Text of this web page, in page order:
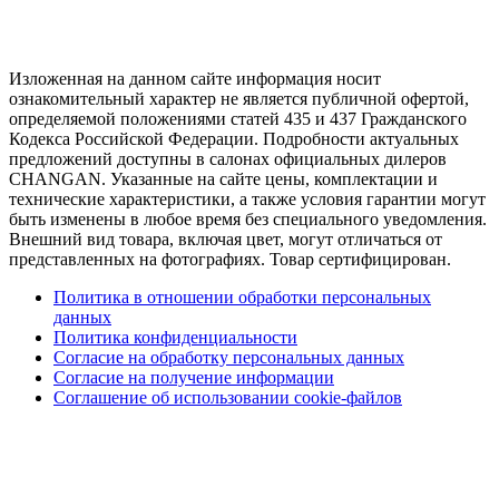
Изложенная на данном сайте информация носит
ознакомительный характер не является публичной офертой,
определяемой положениями статей 435 и 437 Гражданского
Кодекса Российской Федерации. Подробности актуальных
предложений доступны в салонах официальных дилеров
CHANGAN. Указанные на сайте цены, комплектации и
технические характеристики, а также условия гарантии могут
быть изменены в любое время без специального уведомления.
Внешний вид товара, включая цвет, могут отличаться от
представленных на фотографиях. Товар сертифицирован.
Политика в отношении обработки персональных
данных
Политика конфиденциальности
Согласие на обработку персональных данных
Согласие на получение информации
Соглашение об использовании cookie-файлов